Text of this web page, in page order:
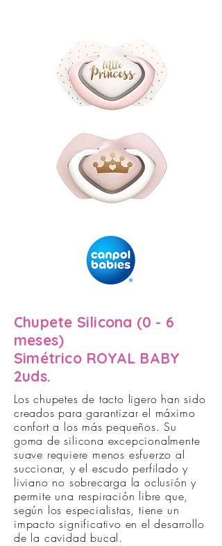
Chupete Silicona (0 - 6
meses)
Simétrico ROYAL BABY
2uds.
Los chupetes de tacto ligero han sido
creados para garantizar el máximo
confort a los más pequeños. Su
goma de silicona excepcionalmente
suave requiere menos esfuerzo al
succionar, y el escudo perfilado y
liviano no sobrecarga la oclusión y
permite una respiración libre que,
según los especialistas, tiene un
impacto significativo en el desarrollo
de la cavidad bucal.